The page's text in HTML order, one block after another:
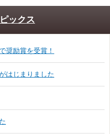
ックス
奨励賞を受賞！
はじまりました